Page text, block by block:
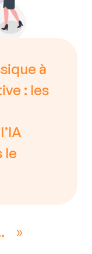
à
: les
le
»